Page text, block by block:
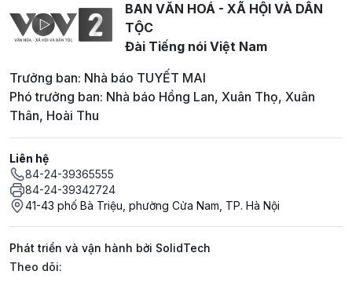
BAN VĂN HOÁ - XÃ HỘI VÀ DÂN
TỘC
Đài Tiếng nói Việt Nam
Trưởng ban: Nhà báo TUYẾT MAI
Phó trưởng ban: Nhà báo Hồng Lan, Xuân Thọ, Xuân
Thân, Hoài Thu
Liên hệ
84-24-39365555
84-24-39342724
41-43 phố Bà Triệu, phường Cửa Nam, TP. Hà Nội
Phát triển và vận hành bởi SolidTech
Mạng xã hội
Theo dõi: